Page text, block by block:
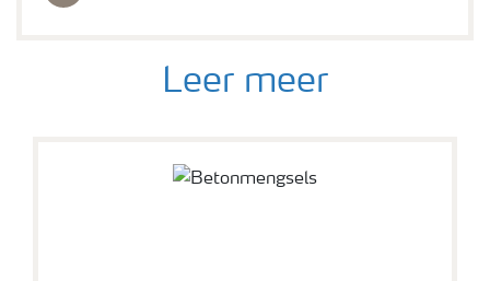
Leer meer